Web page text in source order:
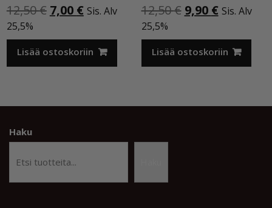
12,50€ Alkuperäinen
oli:
12,50 €.
7,00 €Nykyinen
on:
7,00 €.
Sis. Alv
25,5%
Lisää ostoskoriin
12,50€ Alkuperäinen
oli:
12,50 €.
9,90 €Nykyinen
on:
9,90 €.
Sis. Alv
25,5%
Lisää ostoskoriin
Haku